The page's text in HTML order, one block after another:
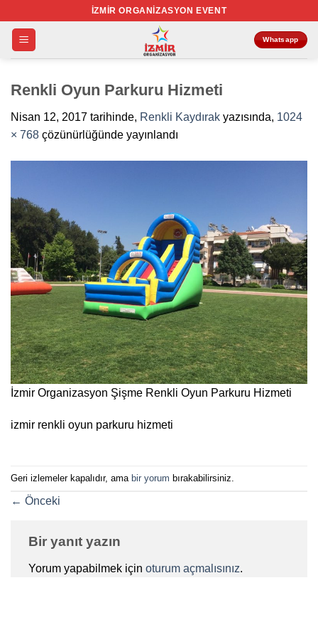
atla
İZMIR ORGANIZASYON EVENT
Whatsapp
Renkli Oyun Parkuru Hizmeti
Nisan 12, 2017 tarihinde, Renkli Kaydırak yazısında, 1024
× 768 çözünürlüğünde yayınlandı
İzmir Organizasyon Şişme Renkli Oyun Parkuru Hizmeti
izmir renkli oyun parkuru hizmeti
Geri izlemeler kapalıdır, ama bir yorum bırakabilirsiniz.
← Önceki
Bir yanıt yazın
Yorum yapabilmek için oturum açmalısınız.